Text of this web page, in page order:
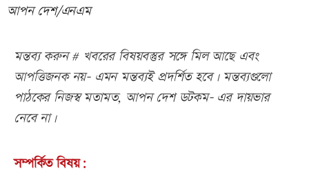
আপন দেশ/এনএম
মন্তব্য করুন # খবরের বিষয়বস্তুর সঙ্গে মিল আছে এবং
আপত্তিজনক নয়- এমন মন্তব্যই প্রদর্শিত হবে। মন্তব্যগুলো
পাঠকের নিজস্ব মতামত, আপন দেশ ডটকম- এর দায়ভার
নেবে না।
সম্পর্কিত বিষয়: